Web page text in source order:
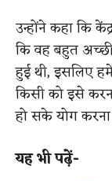
उन्होंने कहा कि
कि वह बहुत
हुई थी, इसलिए
किसी को इसे
हो सके योग करना
यह भी पढ़ें-